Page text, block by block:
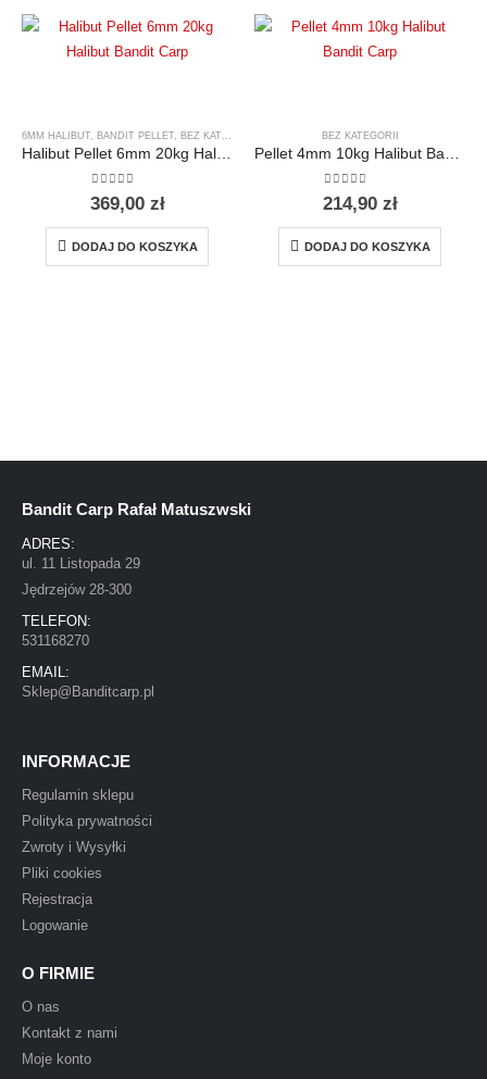
6MM HALIBUT BANDIT PELLET BEZ KATEGORII PELLET ZANĘTOWY HALIBUT
0out of 5
369,00 zł
DODAJ DO KOSZYKA
BEZ KATEGORII
0out of 5
214,90 zł
DODAJ DO KOSZYKA
Bandit Carp Rafał Matuszwski
ADRES:
ul. 11 Listopada 29
Jędrzejów 28-300
TELEFON:
531168270
EMAIL:
Sklep@Banditcarp.pl
INFORMACJE
Regulamin sklepu
Polityka prywatności
Zwroty i Wysyłki
Pliki cookies
Rejestracja
Logowanie
O FIRMIE
O nas
Kontakt z nami
Moje konto